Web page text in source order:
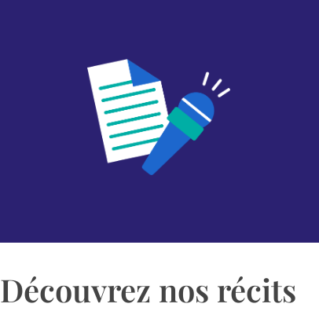
Découvrez nos récits